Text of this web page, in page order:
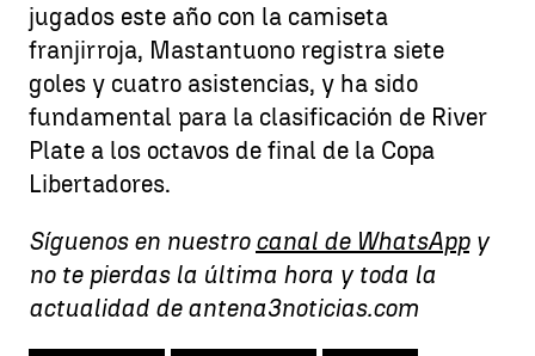
jugados este año con la camiseta
franjirroja, Mastantuono registra siete
goles y cuatro asistencias, y ha sido
fundamental para la clasificación de River
Plate a los octavos de final de la Copa
Libertadores.
Síguenos en nuestro canal de WhatsAppy
no te pierdas la última hora y toda la
actualidad de antena3noticias.com